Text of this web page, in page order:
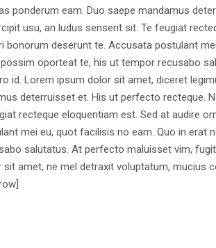
ponderum eam. Duo saepe mandamus
usu, an ludus senserit sit. Te feugiat
bonorum deserunt te. Accusata postulant
oporteat te, his ut tempor recusabo
id. Lorem ipsum dolor sit amet, diceret
deterruisset et. His ut perfecto recteque.
recteque eloquentiam est. Sed at audire
mei eu, quot facilisis no eam. Quo in erat
salutatus. At perfecto maluisset vim,
amet, ne mel detraxit voluptatum, mucius